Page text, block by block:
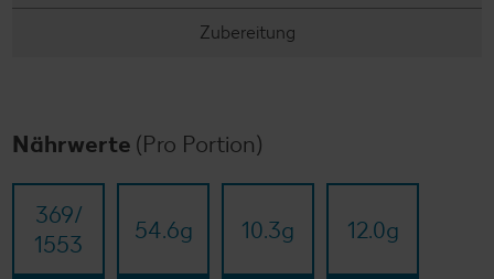
Zubereitung
Nährwerte (Pro Portion)
369/​
1553
54.6g 10.3g 12.0g